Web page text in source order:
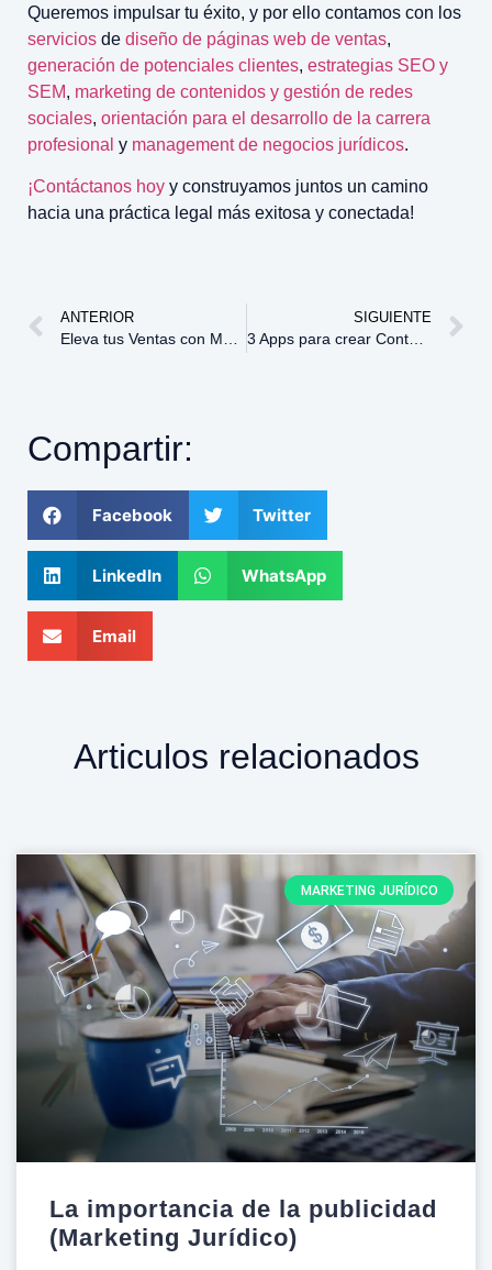
Queremos impulsar tu éxito, y por ello contamos con los
servicios de diseño de páginas web de ventas,
generación de potenciales clientes, estrategias SEO y
SEM, marketing de contenidos y gestión de redes
sociales, orientación para el desarrollo de la carrera
profesional y management de negocios jurídicos.
¡Contáctanos hoy y construyamos juntos un camino
hacia una práctica legal más exitosa y conectada!
ANTERIOR SIGUIENTE
3 Apps para crear Contenido (Marketing Jurídico)
Compartir:
Facebook Twitter
LinkedIn WhatsApp
Email
Articulos relacionados
MARKETING JURÍDICO
La importancia de la publicidad
(Marketing Jurídico)